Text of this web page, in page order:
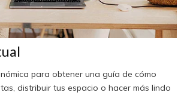
para obtener una guía de cómo
distribuir tus espacio o hacer más lindo